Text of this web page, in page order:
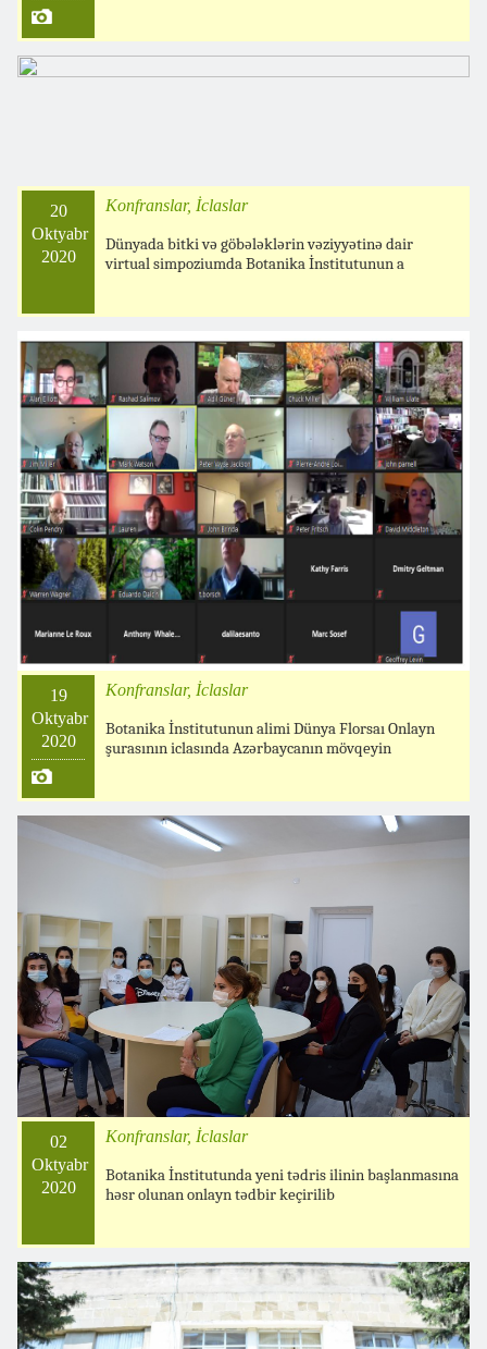
20
Oktyabr
2020
Konfranslar, İclaslar
Dünyada bitki və göbələklərin vəziyyətinə dair
virtual simpoziumda Botanika İnstitutunun a
19
Oktyabr
2020
Konfranslar, İclaslar
Botanika İnstitutunun alimi Dünya Florsaı Onlayn
şurasının iclasında Azərbaycanın mövqeyin
02
Oktyabr
2020
Konfranslar, İclaslar
Botanika İnstitutunda yeni tədris ilinin başlanmasına
həsr olunan onlayn tədbir keçirilib